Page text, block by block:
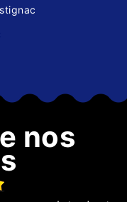
nos